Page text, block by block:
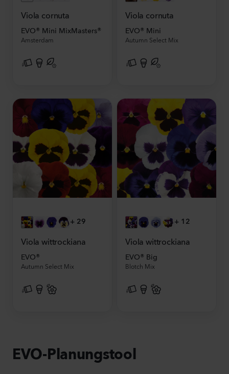
Viola cornuta
EVO® Mini MixMasters®
Amsterdam
Viola cornuta
EVO® Mini
Autumn Select Mix
+ 29
Viola wittrockiana
EVO®
Autumn Select Mix
+ 12
Viola wittrockiana
EVO® Big
Blotch Mix
EVO-Planungstool